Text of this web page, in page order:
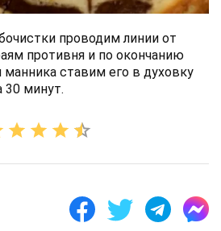
проводим линии от
противня и по окончанию
ставим его в духовку
30 минут.